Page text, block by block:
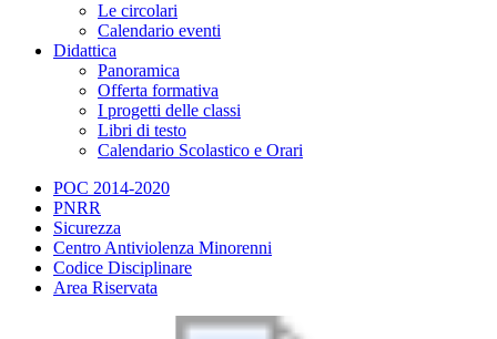
Le circolari
Calendario eventi
Didattica
Panoramica
Offerta formativa
I progetti delle classi
Libri di testo
Calendario Scolastico e Orari
POC 2014-2020
PNRR
Sicurezza
Centro Antiviolenza Minorenni
Codice Disciplinare
Area Riservata